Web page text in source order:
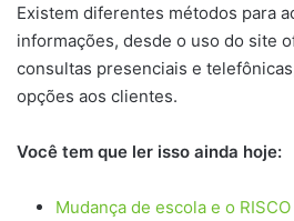
Existem diferentes métodos para
informações, desde o uso do site
consultas presenciais e
opções aos clientes.
Você tem que ler isso ainda hoje:
Mudança de escola e o